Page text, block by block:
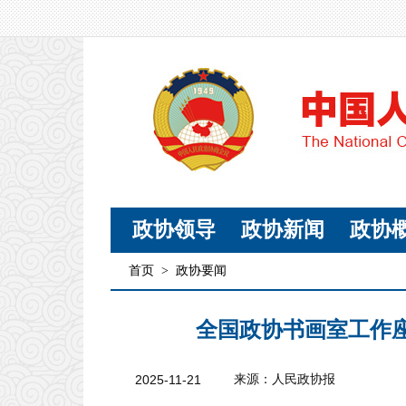
政协领导 政协新闻 政协
首页 > 政协要闻
全国政协书画室工作
2025-11-21 来源：人民政协报